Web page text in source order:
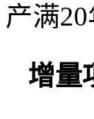
产满
增量